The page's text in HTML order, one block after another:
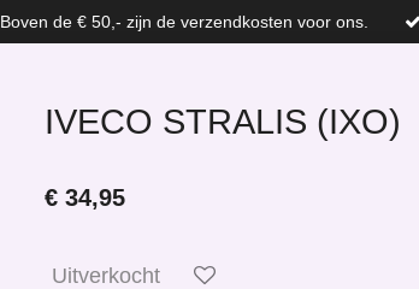
Boven de € 50,- zijn de verzendkosten voor ons.
IVECO STRALIS (IXO)
€ 34,95
Uitverkocht